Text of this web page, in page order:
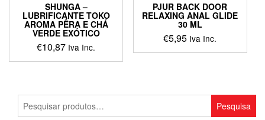
SHUNGA –
LUBRIFICANTE TOKO
AROMA PÊRA E CHÁ
VERDE EXÓTICO
€10,87 Iva Inc.
PJUR BACK DOOR
RELAXING ANAL GLIDE
30 ML
€5,95 Iva Inc.
Pesquisar
por:
Pesquisa